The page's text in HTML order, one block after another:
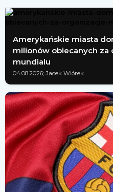
Amerykańskie miasta
milionów obiecanych za
mundialu
04.08.2026; Jacek Wiórek